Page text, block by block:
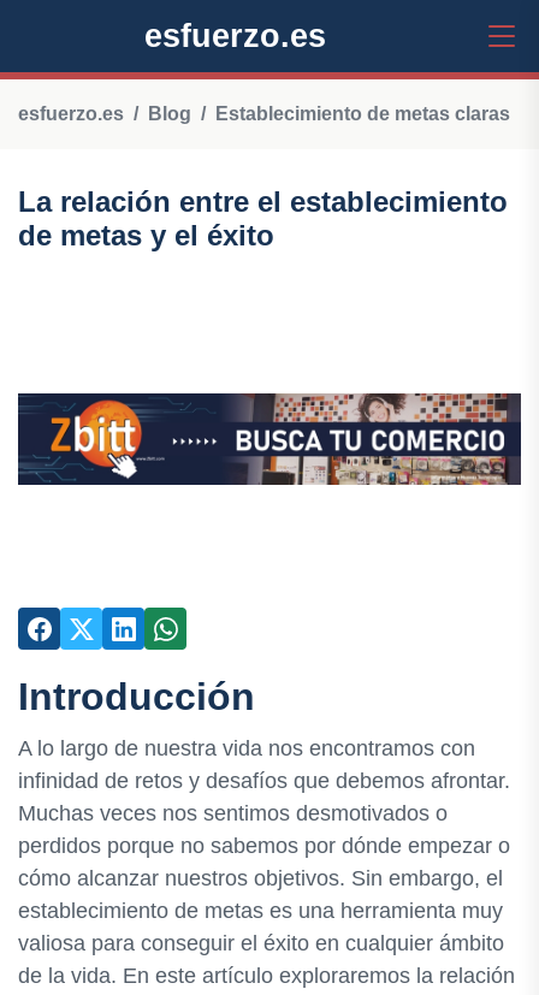
esfuerzo.es
esfuerzo.es Blog Establecimiento de metas claras
La relación entre el establecimiento
de metas y el éxito
Introducción
A lo largo de nuestra vida nos encontramos con
infinidad de retos y desafíos que debemos afrontar.
Muchas veces nos sentimos desmotivados o
perdidos porque no sabemos por dónde empezar o
cómo alcanzar nuestros objetivos. Sin embargo, el
establecimiento de metas es una herramienta muy
valiosa para conseguir el éxito en cualquier ámbito
de la vida. En este artículo exploraremos la relación